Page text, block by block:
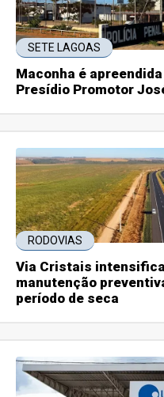
SETE LAGOAS
Maconha é
Presídio Promotor
RODOVIAS
Via Cristais
manutenção
período de seca